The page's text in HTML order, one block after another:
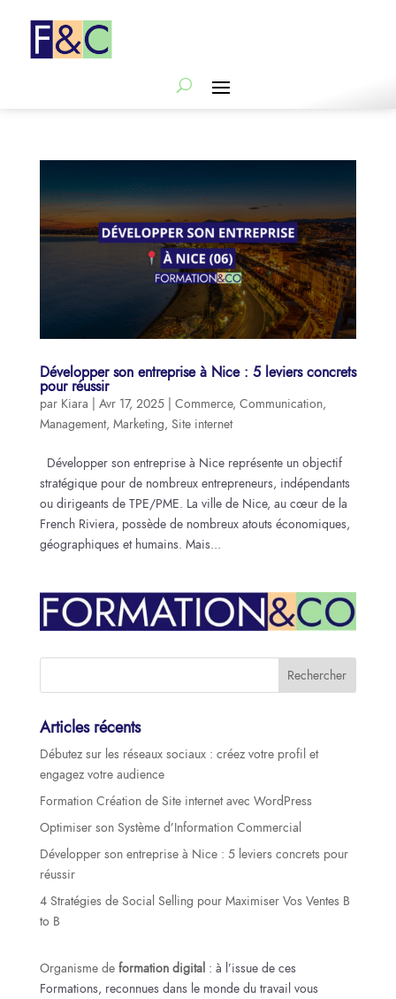
Développer son entreprise à Nice : 5 leviers concrets
pour réussir
par Kiara Avr 17, 2025| Commerce, Communication,
Management, Marketing, Site internet
Développer son entreprise à Nice représente un objectif
stratégique pour de nombreux entrepreneurs, indépendants
ou dirigeants de TPE/PME. La ville de Nice, au cœur de la
French Riviera, possède de nombreux atouts économiques,
géographiques et humains. Mais...
Articles récents
Débutez sur les réseaux sociaux : créez votre profil et
engagez votre audience
Formation Création de Site internet avec WordPress
Optimiser son Système d’Information Commercial
Développer son entreprise à Nice : 5 leviers concrets pour
réussir
4 Stratégies de Social Selling pour Maximiser Vos Ventes B
to B
Organisme de formation digital: à l’issue de ces
Formations, reconnues dans le monde du travail vous